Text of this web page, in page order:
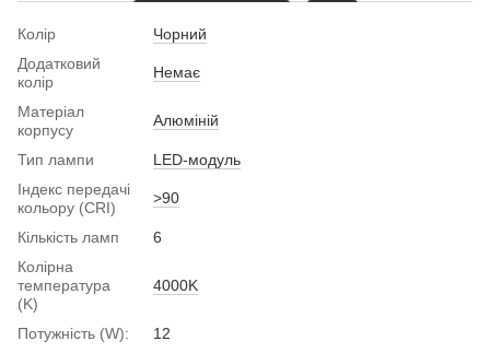
Колір
Чорний
Додатковий
колір
Немає
Матеріал
корпусу
Алюміній
Тип лампи
LED-модуль
Індекс передачі
кольору (CRI)
>90
Кількість ламп
6
Колірна
температура
(K)
4000K
Потужність (W):
12